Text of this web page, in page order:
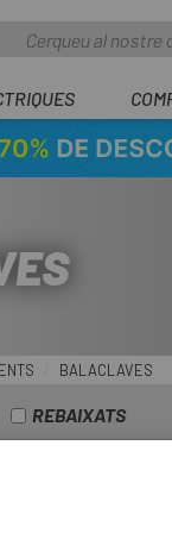
BALACLAVES
REBAIXATS